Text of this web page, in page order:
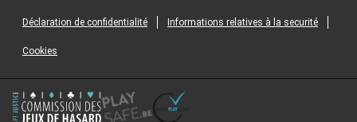
Déclaration de confidentialité Informations relatives à la securité
Cookies